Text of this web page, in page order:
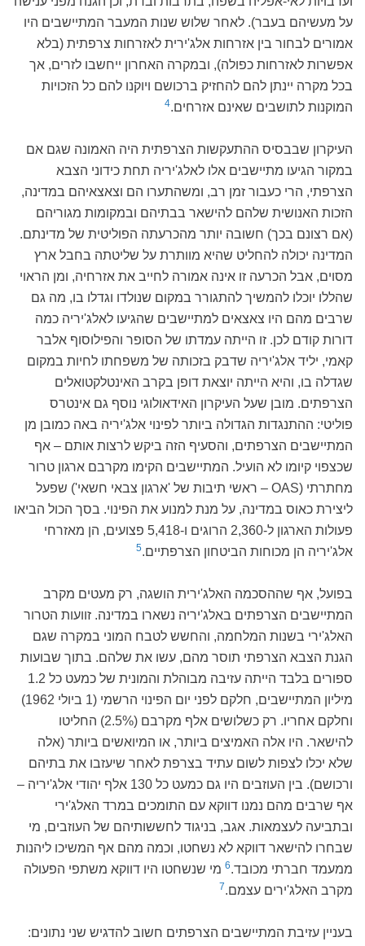
על מעשיהם בעבר). לאחר שלוש שנות המעבר המתיישבים היו
אמורים לבחור בין אזרחות אלג'ירית לאזרחות צרפתית (בלא
אפשרות לאזרחות כפולה), ובמקרה האחרון ייחשבו לזרים, אך
בכל מקרה יינתן להם להחזיק ברכושם ויוקנו להם כל הזכויות
המוקנות לתושבים שאינם אזרחים.4
העיקרון שבבסיס ההתעקשות הצרפתית היה האמונה שגם אם
במקור הגיעו מתיישבים אלו לאלג'יריה תחת כידוני הצבא
הצרפתי, הרי כעבור זמן רב, ומשהתערו הם וצאצאיהם במדינה,
הזכות האנושית שלהם להישאר בבתיהם ובמקומות מגוריהם
(אם רצונם בכך) חשובה יותר מהכרעתה הפוליטית של מדינתם.
המדינה יכולה להחליט שהיא מוותרת על שליטתה בחבל ארץ
מסוים, אבל הכרעה זו אינה אמורה לחייב את אזרחיה, ומן הראוי
שהללו יוכלו להמשיך להתגורר במקום שנולדו וגדלו בו, מה גם
שרבים מהם היו צאצאים למתיישבים שהגיעו לאלג'יריה כמה
דורות קודם לכן. זו הייתה עמדתו של הסופר והפילוסוף אלבר
קאמי, יליד אלג'יריה שדבק בזכותה של משפחתו לחיות במקום
שגדלה בו, והיא הייתה יוצאת דופן בקרב האינטלקטואלים
הצרפתים. מובן שעל העיקרון האידאולוגי נוסף גם אינטרס
פוליטי: ההתנגדות הגדולה ביותר לפינוי אלג'יריה באה כמובן מן
המתיישבים הצרפתים, והסעיף הזה ביקש לרצות אותם – אף
שכצפוי קיומו לא הועיל. המתיישבים הקימו מקרבם ארגון טרור
מחתרתי (OAS – ראשי תיבות של 'ארגון צבאי חשאי') שפעל
ליצירת כאוס במדינה, על מנת למנוע את הפינוי. בסך הכול הביאו
פעולות הארגון ל-2,360 הרוגים ו-5,418 פצועים, הן מאזרחי
אלג'יריה הן מכוחות הביטחון הצרפתיים.5
בפועל, אף שההסכמה האלג'ירית הושגה, רק מעטים מקרב
המתיישבים הצרפתים באלג'יריה נשארו במדינה. זוועות הטרור
האלג'ירי בשנות המלחמה, והחשש לטבח המוני במקרה שגם
הגנת הצבא הצרפתי תוסר מהם, עשו את שלהם. בתוך שבועות
ספורים בלבד הייתה עזיבה מבוהלת והמונית של כמעט כל 1.2
מיליון המתיישבים, חלקם לפני יום הפינוי הרשמי (1 ביולי 1962)
וחלקם אחריו. רק כשלושים אלף מקרבם (2.5%) החליטו
להישאר. היו אלה האמיצים ביותר, או המיואשים ביותר (אלה
שלא יכלו לצפות לשום עתיד בצרפת לאחר שיעזבו את בתיהם
ורכושם). בין העוזבים היו גם כמעט כל 130 אלף יהודי אלג'יריה –
אף שרבים מהם נמנו דווקא עם התומכים במרד האלג'ירי
ובתביעה לעצמאות. אגב, בניגוד לחששותיהם של העוזבים, מי
שבחרו להישאר דווקא לא נשחטו, וכמה מהם אף המשיכו ליהנות
ממעמד חברתי מכובד.6 מי שנשחטו היו דווקא משתפי הפעולה
מקרב האלג'ירים עצמם.7
בעניין עזיבת המתיישבים הצרפתים חשוב להדגיש שני נתונים: